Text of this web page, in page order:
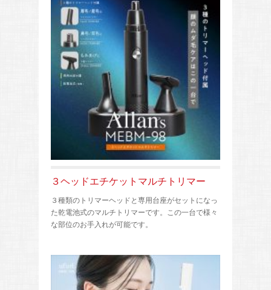
３ヘッドエチケットマルチトリマー
３種類のトリマーヘッドと専用台座がセットになっ
た乾電池式のマルチトリマーです。この一台で様々
な部位のお手入れが可能です。